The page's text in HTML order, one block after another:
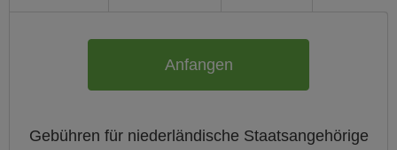
Anfangen
Gebühren für niederländische Staatsangehörige